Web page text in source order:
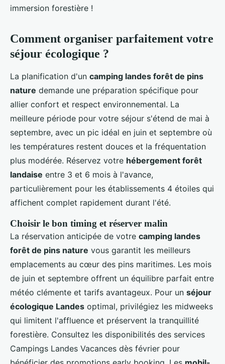
immersion forestière !
Comment organiser parfaitement votre
séjour écologique ?
La planification d'un camping landes forêt de pins
nature demande une préparation spécifique pour
allier confort et respect environnemental. La
meilleure période pour votre séjour s'étend de mai à
septembre, avec un pic idéal en juin et septembre où
les températures restent douces et la fréquentation
plus modérée. Réservez votre hébergement forêt
landaise entre 3 et 6 mois à l'avance,
particulièrement pour les établissements 4 étoiles qui
affichent complet rapidement durant l'été.
Choisir le bon timing et réserver malin
La réservation anticipée de votre camping landes
forêt de pins nature vous garantit les meilleurs
emplacements au cœur des pins maritimes. Les mois
de juin et septembre offrent un équilibre parfait entre
météo clémente et tarifs avantageux. Pour un séjour
écologique Landes optimal, privilégiez les midweeks
qui limitent l'affluence et préservent la tranquillité
forestière. Consultez les disponibilités des services
Campings Landes Vacances dès février pour